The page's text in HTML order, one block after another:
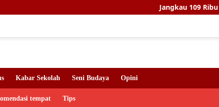
Jangkau 109 Ribu
Kabar Sekolah Seni Budaya Opini
tempat Tips